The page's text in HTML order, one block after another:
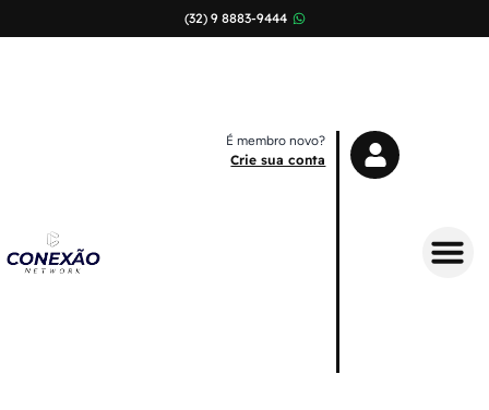
(32) 9 8883-9444
É membro novo?
Crie sua conta